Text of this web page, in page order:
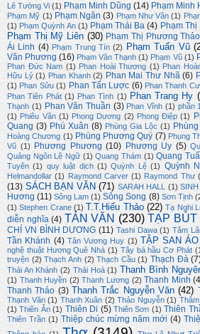
Lê Tường Vi (1) Phạm Minh Dũng (14) Phạm Minh
Phạm Mỹ (1) Phạm Ngân (3) Phạm Như Vân (1)
(1) Phạm Quỳnh An (1) Phạm Thái Ba (4) Phạm
Phạm Thị Mỹ Liên (30) Phạm Thị Phương Thảo
Ái Linh (4) Phạm Trung Tín (2) Phạm Tuấn Vũ
Văn Phương (16) Phạm Văn Thạnh (1) Phạm Vũ (1)
Phan Đức Nam (1) Phan Hoài Thương (1) Phan
Hữu Lý (1) Phan Khanh (2) Phan Mai Thư Nhã (6)
(1) Phan Sửu (1) Phan Tấn Lược (6) Phan Thanh
Phan Tiên Phát (1) Phan Tình (1) Phan Trang Hy
Thạnh (1) Phan Văn Thuần (3) Phan Vĩnh (1) phần 1
(1) Phiêu Vân (1) Phong Dương (2) Phong Điệp (1)
Quang (3) Phú Xuân (8) Phùng Gia Lộc (1)
Hoàng Chương (1) Phùng Phương Quý (7) Phụng
Vũ (1) Phương Phương (10) Phương Uy (5)
Quảng Ngôn Lê Ngữ (1) Quang Thám (1) Quang
Tuyên (1) quy luật dịch (1) Quỳnh Lệ (1) Quỳnh
Helmandollar (1) Raymond Carver (1) Raymond Thư
(13) SÁCH BẠN VĂN (71) SARAH HALL (1)
Hương (11) Sông Lam (1) Sông Song (8) Sơn Tịnh
(1) Stephen Crane (1) T.T.Hiếu Thảo (22) Tạ Nghi
diễn nghĩa (4) TẢN VĂN (230) TẠP BÚT
CHÍ VN BÌNH DƯƠNG (11) Tashi Dawa (1) Tâm
Tần Khánh (4) Tân Vương Huy (1) TẬP SAN
nghệ thuật Hương Quê Nhà (1) Tây bá hầu Cơ Phát
truyện (2) Thạch Anh (2) Thạch Cầu (1) Thạch Đà
Thái An Khánh (2) Thái Hoà (1) Thanh Bình
(1) Thanh Huyền (2) Thanh Lương (2) Thanh Minh
Thanh Thảo (3) Thanh Trắc Nguyễn Văn (42)
Thạnh Văn (1) Thanh Xuân (2) Thảo Nguyễn (1)
(1) Thiên Ân (1) Thiên Di (5) Thiên Sơn (1) Thiên
Thiên Trần (1) Thiệp chúc mừng năm mới (4)